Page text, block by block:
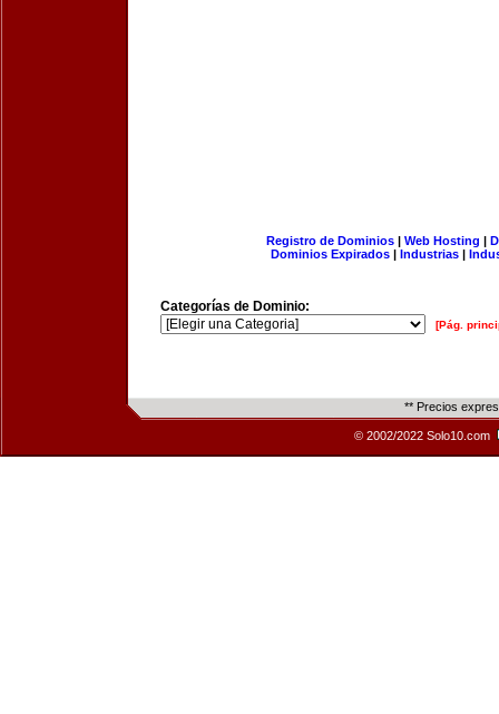
Registro de Dominios| Web Hosting |
Dominios Expirados | Industrias |
Categorías de Dominio:
[Pág.
** Precios
© 2002/2022 Solo10.com